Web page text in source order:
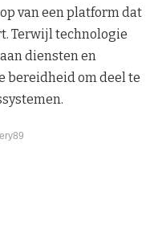
van een platform dat
Terwijl technologie
diensten en
bereidheid om deel te